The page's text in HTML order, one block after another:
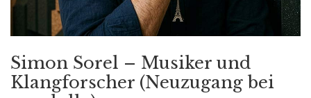
Simon Sorel – Musiker und
Klangforscher (Neuzugang bei